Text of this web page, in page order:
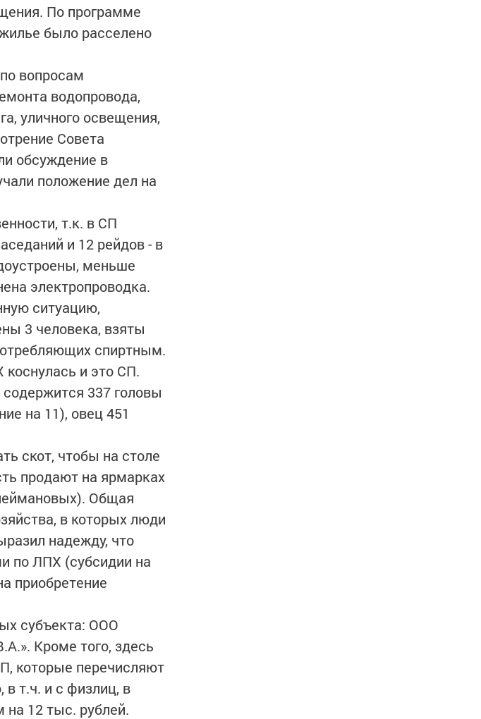
По программе
было расселено
вопросам
водопровода,
уличного освещения,
Совета
обсуждение в
положение дел на
т.к. в СП
и 12 рейдов - в
меньше
электропроводка.
ситуацию,
3 человека, взяты
спиртным.
и это СП.
337 головы
на 11), овец 451
скот, чтобы на столе
продают на ярмарках
Общая
в которых люди
надежду, что
по ЛПХ (субсидии на
приобретение
субъекта: ООО
Кроме того, здесь
которые перечисляют
в т.ч. и с физлиц, в
на 12 тыс. рублей.